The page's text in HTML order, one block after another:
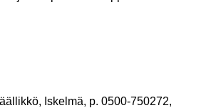
Iskelmä, p. 0500-750272,